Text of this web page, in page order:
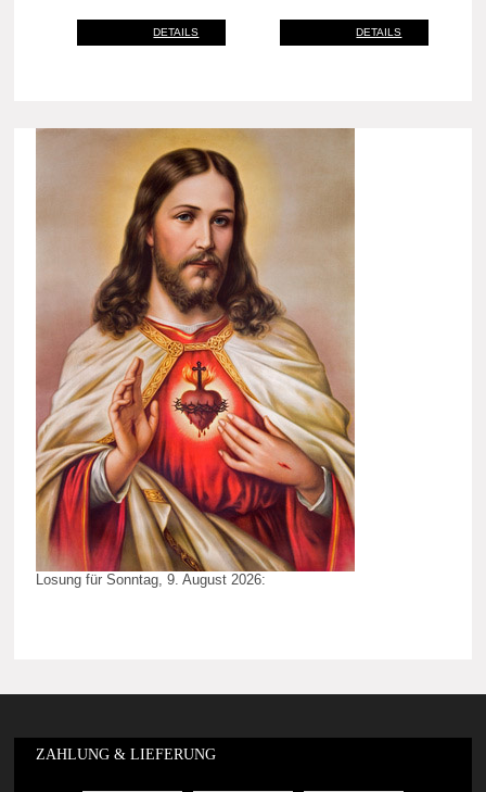
DETAILS DETAILS
Losung für Sonntag, 9. August 2026:
ZAHLUNG & LIEFERUNG